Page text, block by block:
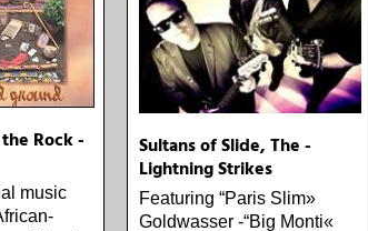
kräver
Rock -
music
Sultans of Slide, The -
Lightning Strikes
Featuring “Paris Slim»
Goldwasser -“Big Monti«